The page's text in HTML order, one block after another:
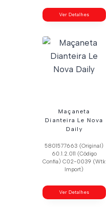
Ver Detalhes
Maçaneta
Dianteira Le Nova
Daily
5801577663 (Original)
60.1.2.011 (Código
Confia) C02-0039 (Wtk
Import)
Ver Detalhes